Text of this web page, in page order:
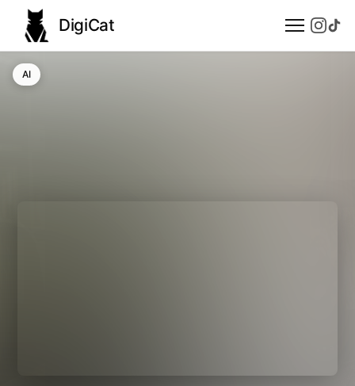
DigiCat
AI
AI